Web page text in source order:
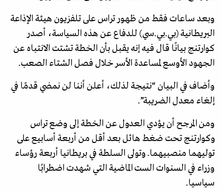
وبعد ساعات فقط من ظهور تراس على تلفزيون هيئة الإذاعة
البريطانية (بي.بي.سي) للدفاع عن هذه السياسة، أصدر
كوارتنج بيانًا قال فيه إنه يقبل بأن الخطة تشتت الانتباه عن
الجهود الأوسع لمساعدة الأسر خلال فصل الشتاء الصعب.
وأضاف في البيان “نتيجة لذلك، أعلن أننا لن نمضي قدمًا في
إلغاء معدل الضريبة”.
ومن المرجح أن يؤدي العدول عن الخطة إلى وضع تراس
وكوارتنج تحت ضغط هائل بعد أقل من أربعة أسابيع على
توليهما منصبيهما. وتولى السلطة في بريطانيا أربعة رؤساء
وزراء في السنوات الست الماضية التي شهدت اضطرابًا
سياسيا.